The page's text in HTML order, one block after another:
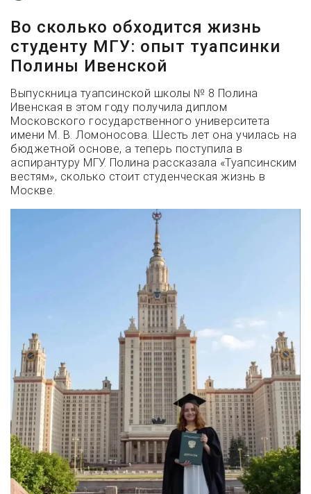
Во сколько обходится жизнь
студенту МГУ: опыт туапсинки
Полины Ивенской
Выпускница туапсинской школы № 8 Полина
Ивенская в этом году получила диплом
Московского государственного университета
имени М. В. Ломоносова. Шесть лет она училась на
бюджетной основе, а теперь поступила в
аспирантуру МГУ. Полина рассказала «Туапсинским
вестям», сколько стоит студенческая жизнь в
Москве.